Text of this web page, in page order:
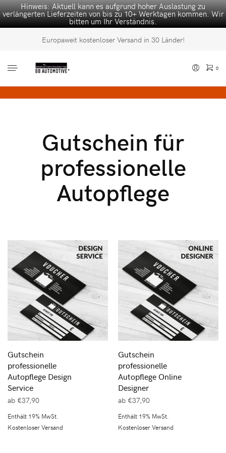
Hinweis: Aktuell kann es aufgrund hoher Auslastung zu
verlängerten Lieferzeiten von bis zu 10+ Werktagen kommen. Wir
bitten um Ihr Verständnis.
Europaweit kostenloser Versand in 30 Länder!
0
Gutschein für
professionelle
Autopflege
Gutschein
professionelle
Autopflege Design
Service
ab €37,90
Enthält 19% MwSt.
Kostenloser Versand
Gutschein
professionelle
Autopflege Online
Designer
ab €37,90
Enthält 19% MwSt.
Kostenloser Versand